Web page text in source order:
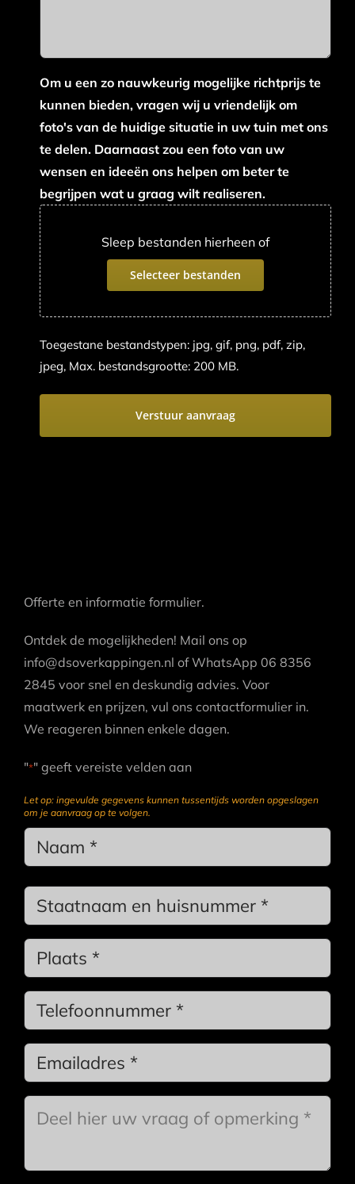
Om u een zo nauwkeurig mogelijke richtprijs te
kunnen bieden, vragen wij u vriendelijk om
foto's van de huidige situatie in uw tuin met ons
te delen. Daarnaast zou een foto van uw
wensen en ideeën ons helpen om beter te
begrijpen wat u graag wilt realiseren.
Sleep bestanden hierheen of
Selecteer bestanden
Toegestane bestandstypen: jpg, gif, png, pdf, zip,
jpeg, Max. bestandsgrootte: 200 MB.
Offerte en informatie formulier.
Ontdek de mogelijkheden! Mail ons op
info@dsoverkappingen.nl of WhatsApp 06 8356
2845 voor snel en deskundig advies. Voor
maatwerk en prijzen, vul ons contactformulier in.
We reageren binnen enkele dagen.
"*" geeft vereiste velden aan
Let op: ingevulde gegevens kunnen tussentijds worden opgeslagen
om je aanvraag op te volgen.
Name
*
Geen
titel
*
Stadsnaam
Phone
Email
Bericht